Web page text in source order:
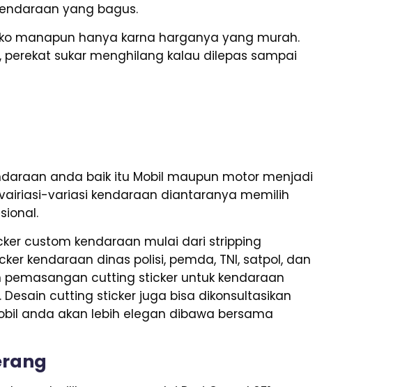
yang bagus.
manapun hanya karna harganya yang murah.
sukar menghilang kalau dilepas sampai
anda baik itu Mobil maupun motor menjadi
variasi kendaraan diantaranya memilih
custom kendaraan mulai dari stripping
kendaraan dinas polisi, pemda, TNI, satpol, dan
pemasangan cutting sticker untuk kendaraan
cutting sticker juga bisa dikonsultasikan
anda akan lebih elegan dibawa bersama